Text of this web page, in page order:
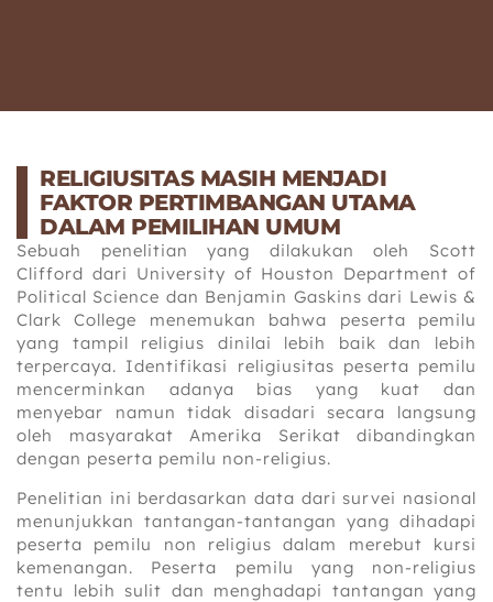
RELIGIUSITAS MASIH MENJADI
FAKTOR PERTIMBANGAN UTAMA
DALAM PEMILIHAN UMUM
Sebuah penelitian yang dilakukan oleh Scott
Clifford dari University of Houston Department of
Political Science dan Benjamin Gaskins dari Lewis &
Clark College menemukan bahwa peserta pemilu
yang tampil religius dinilai lebih baik dan lebih
terpercaya. Identifikasi religiusitas peserta pemilu
mencerminkan adanya bias yang kuat dan
menyebar namun tidak disadari secara langsung
oleh masyarakat Amerika Serikat dibandingkan
dengan peserta pemilu non-religius.
Penelitian ini berdasarkan data dari survei nasional
menunjukkan tantangan-tantangan yang dihadapi
peserta pemilu non religius dalam merebut kursi
kemenangan. Peserta pemilu yang non-religius
tentu lebih sulit dan menghadapi tantangan yang